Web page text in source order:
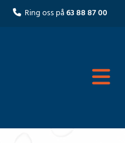
 Ring oss på63 88 87 00